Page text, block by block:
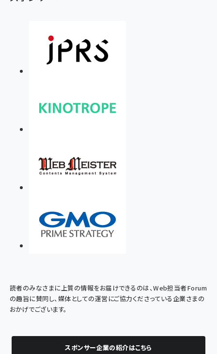
読者のみなさまに上質の情報をお届けできるのは、Web担当者Forum
の趣旨に賛同し、媒体としての運営にご協力くださっている企業さまの
おかげでございます。
スポンサー企業の紹介はこちら